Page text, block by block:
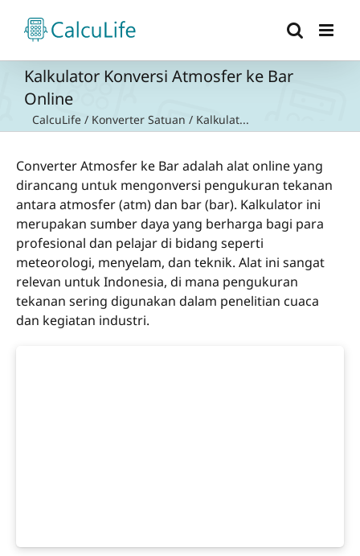
content
Kalkulator Konversi Atmosfer ke Bar
Online
CalcuLife / Konverter Satuan / Kalkulat...
Converter Atmosfer ke Bar adalah alat online yang
dirancang untuk mengonversi pengukuran tekanan
antara atmosfer (atm) dan bar (bar). Kalkulator ini
merupakan sumber daya yang berharga bagi para
profesional dan pelajar di bidang seperti
meteorologi, menyelam, dan teknik. Alat ini sangat
relevan untuk Indonesia, di mana pengukuran
tekanan sering digunakan dalam penelitian cuaca
dan kegiatan industri.